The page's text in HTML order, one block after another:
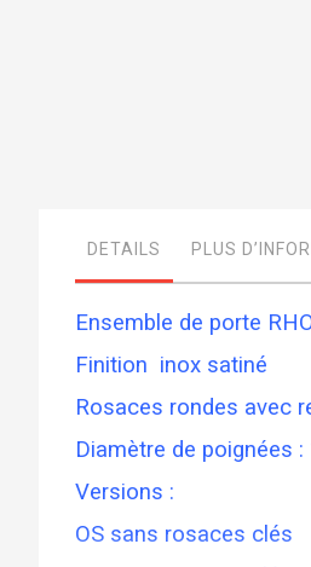
galleryDETAILS
Ensemble de porte
Finition inox satiné
Rosaces rondes avec
Diamètre de poignées :
Versions :
OS sans rosaces clés
PLUS